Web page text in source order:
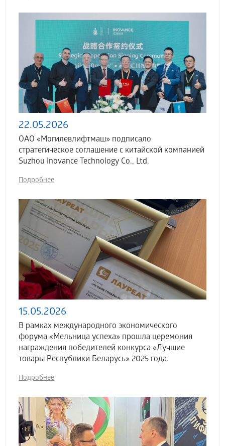
22.05.2026
ОАО «Могилевлифтмаш» подписало
стратегическое соглашение с китайской компанией
Suzhou Inovance Technology Co., Ltd.
Подробнее
15.05.2026
В рамках международного экономического
форума «Мельница успеха» прошла церемония
награждения победителей конкурса «Лучшие
товары Республики Беларусь» 2025 года.
Подробнее